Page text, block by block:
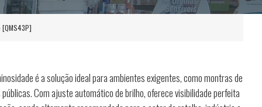
é a solução ideal para ambientes exigentes, como montras de
Com ajuste automático de brilho, oferece visibilidade perfeita